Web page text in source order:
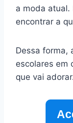
a moda atual.
encontrar a
Dessa forma,
escolares em
que vai